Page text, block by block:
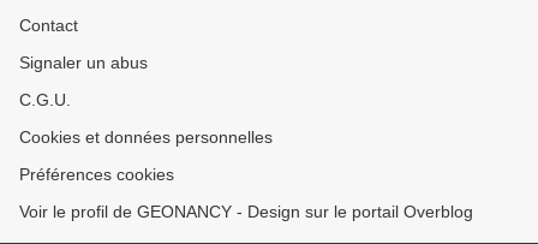
Contact
Signaler un abus
C.G.U.
Cookies et données personnelles
Préférences cookies
Voir le profil de GEONANCY - Design sur le portail Overblog